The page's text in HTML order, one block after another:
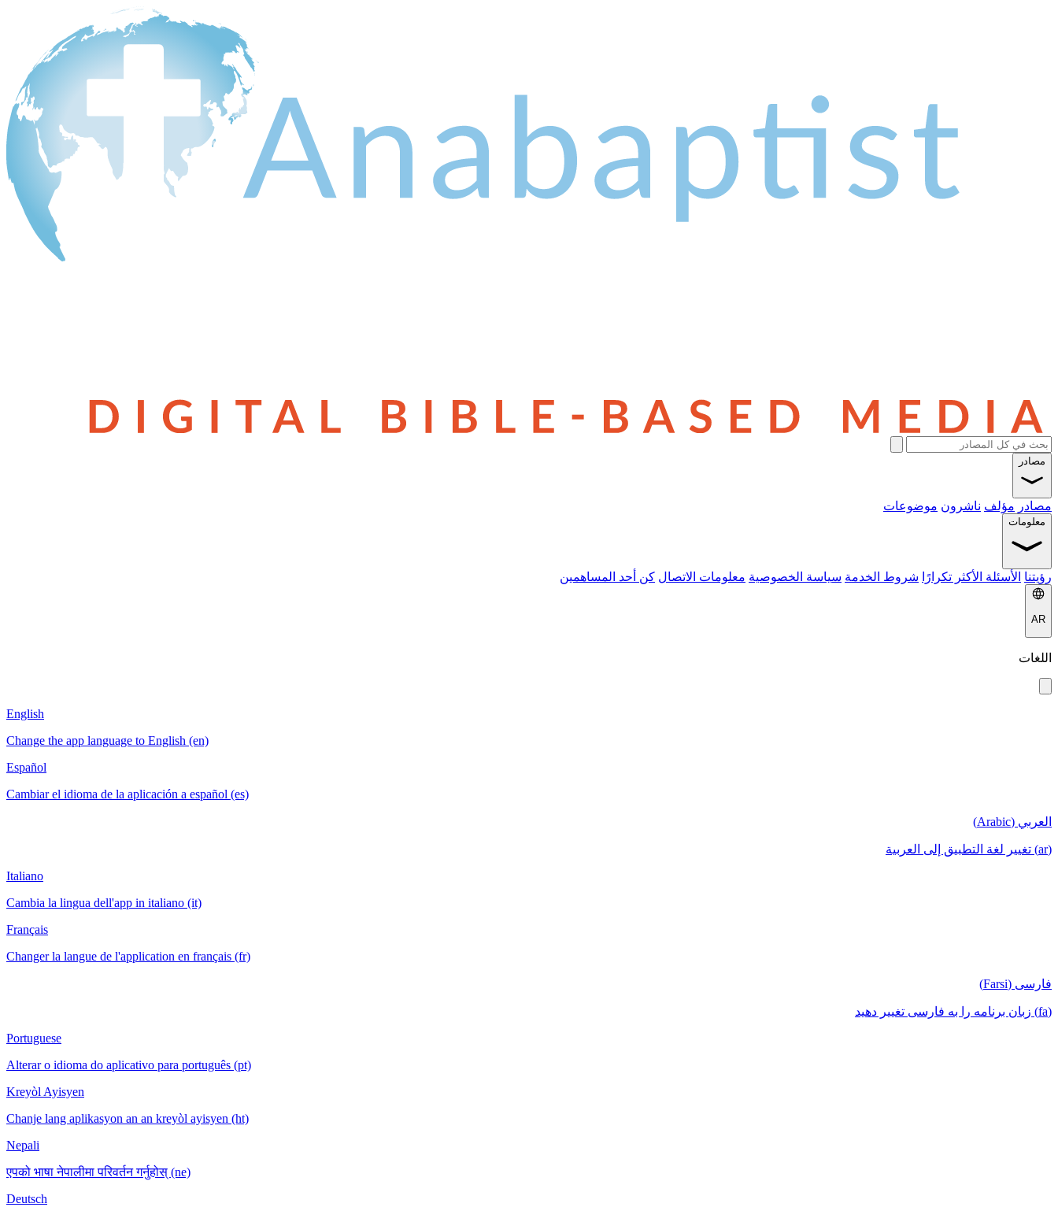
مصادر
مصادر مؤلف ناشرون موضوعات
معلومات
رؤيتنا الأسئلة الأكثر تكرارًا شروط الخدمة سياسة الخصوصية معلومات الاتصال كن أحد المساهمين
AR
اللغات
English
Change the app language to English (en)
Español
Cambiar el idioma de la aplicación a español (es)
العربي (Arabic)
(ar) تغيير لغة التطبيق إلى العربية
Italiano
Cambia la lingua dell'app in italiano (it)
Français
Changer la langue de l'application en français (fr)
فارسی (Farsi)
(fa) زبان برنامه را به فارسی تغییر دهید
Portuguese
Alterar o idioma do aplicativo para português (pt)
Kreyòl Ayisyen
Chanje lang aplikasyon an an kreyòl ayisyen (ht)
Nepali
एपको भाषा नेपालीमा परिवर्तन गर्नुहोस् (ne)
Deutsch